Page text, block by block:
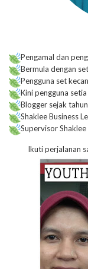
Pengamal dan
Bermula dengan
Pengguna set
Kini pengguna
Blogger sejak
Shaklee Business
Supervisor Shaklee
Ikuti perjalanan